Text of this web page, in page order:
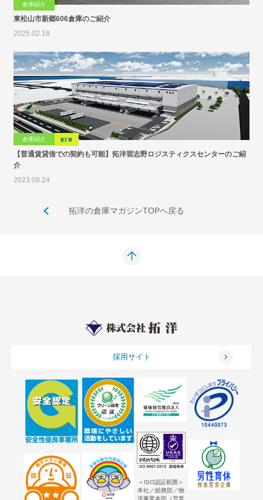
倉庫紹介
東松山市新郷606倉庫のご紹介
2025.02.18
倉庫紹介 NEW
【普通賃貸借での契約も可能】拓洋習志野ロジスティクスセンターのご紹
介
2023.08.24
拓洋の倉庫マガジンTOPへ戻る
採用サイト
＜ISO認証範囲＞
本社／総務部／物
流事業本部（営業